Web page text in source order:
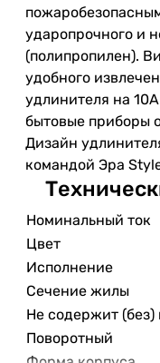
ударопрочного и
(полипропилен).
удобного
удлинителя на
бытовые приборы
Дизайн
командой Эра
Номинальный ток
Цвет
Исполнение
Сечение жилы
Не содержит (без)
Поворотный